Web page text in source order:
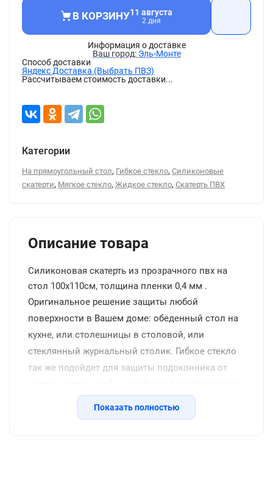
В КОРЗИНУ11 августа
2 дня
Информация о доставке
Эль-Монте
Способ доставки
Яндекс Доставка (Выбрать ПВЗ)
Рассчитываем стоимость доставки...
Категории
На прямоугольный стол, Гибкое стекло, Силиконовые
скатерти, Мягкое стекло, Жидкое стекло, Скатерть ПВХ
Описание товара
Силиконовая скатерть из прозрачного пвх на
стол 100x110см, толщина пленки 0,4 мм .
Оригинальное решение защиты любой
поверхности в Вашем доме: обеденный стол на
кухне, или столешницы в столовой, или
стеклянный журнальный столик. Гибкое стекло
так же подойдет для защиты подоконника от
защитит напольное покрытие от царапин стула.
Показать полностью